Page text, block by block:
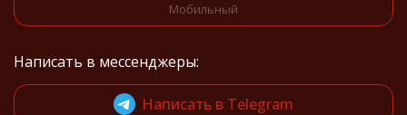
Мобильный
Написать в мессенджеры:
Написать в Telegram